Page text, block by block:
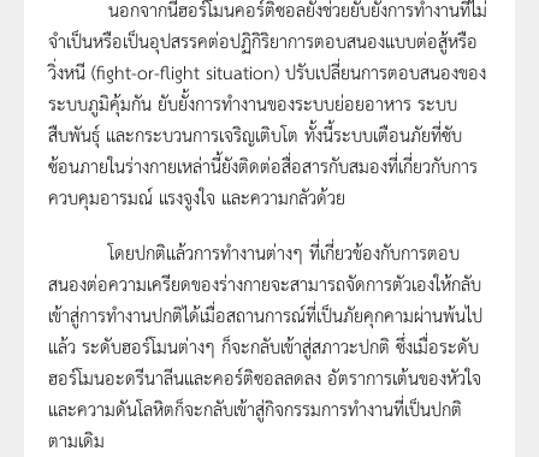
นอกจากนี้ฮอร์โมนคอร์ติซอลยังช่วยยับยั้งการทำงานที่ไม่
จำเป็นหรือเป็นอุปสรรคต่อปฏิกิริยาการตอบสนองแบบต่อสู้หรือ
วิ่งหนี (fight-or-flight situation) ปรับเปลี่ยนการตอบสนองของ
ระบบภูมิคุ้มกัน ยับยั้งการทำงานของระบบย่อยอาหาร ระบบ
สืบพันธุ์ และกระบวนการเจริญเติบโต ทั้งนี้ระบบเตือนภัยที่ซับ
ซ้อนภายในร่างกายเหล่านี้ยังติดต่อสื่อสารกับสมองที่เกี่ยวกับการ
ควบคุมอารมณ์ แรงจูงใจ และความกลัวด้วย
โดยปกติแล้วการทำงานต่างๆ ที่เกี่ยวข้องกับการตอบ
สนองต่อความเครียดของร่างกายจะสามารถจัดการตัวเองให้กลับ
เข้าสู่การทำงานปกติได้เมื่อสถานการณ์ที่เป็นภัยคุกคามผ่านพ้นไป
แล้ว ระดับฮอร์โมนต่างๆ ก็จะกลับเข้าสู่สภาวะปกติ ซึ่งเมื่อระดับ
ฮอร์โมนอะดรีนาลีนและคอร์ติซอลลดลง อัตราการเต้นของหัวใจ
และความดันโลหิตก็จะกลับเข้าสู่กิจกรรมการทำงานที่เป็นปกติ
ตามเดิม